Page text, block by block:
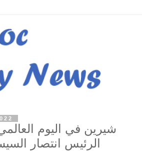
شيرين في اليوم
الرئيس انتصار